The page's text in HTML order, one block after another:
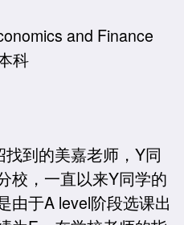
and Finance
科
到的美嘉老师，Y同
校，一直以来Y同学的
由于A level阶段选课出